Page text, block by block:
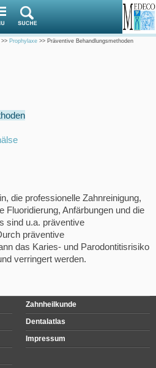
>> Prophylaxe >> Präventive Behandlungsmethoden
die professionelle Zahnreinigung,
Fluoridierung, Anfärbungen und die
sind u.a. präventive
präventive
das Karies- und Parodontitisrisiko
verringert werden.
Zahnheilkunde
Dentalatlas
Impressum